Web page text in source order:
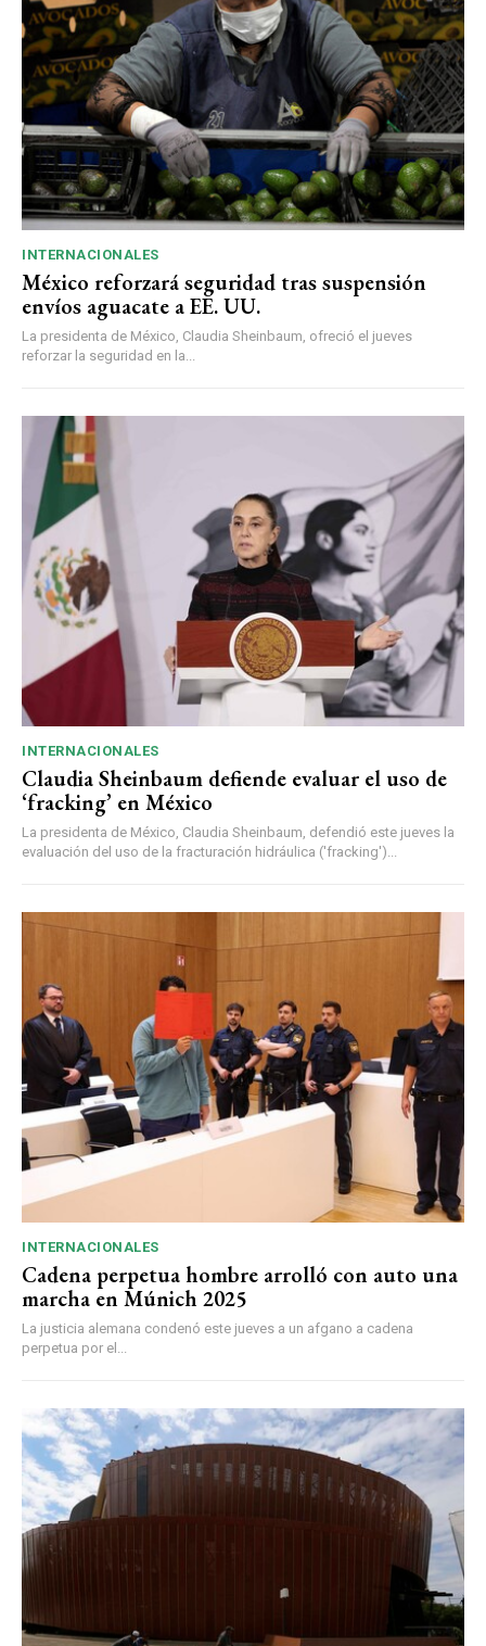
INTERNACIONALES
México reforzará seguridad tras suspensión
envíos aguacate a EE. UU.
La presidenta de México, Claudia Sheinbaum, ofreció el jueves
reforzar la seguridad en la...
INTERNACIONALES
Claudia Sheinbaum defiende evaluar el uso de
‘fracking’ en México
La presidenta de México, Claudia Sheinbaum, defendió este jueves la
evaluación del uso de la fracturación hidráulica ('fracking')...
INTERNACIONALES
Cadena perpetua hombre arrolló con auto una
marcha en Múnich 2025
La justicia alemana condenó este jueves a un afgano a cadena
perpetua por el...